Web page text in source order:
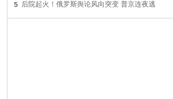
5 后院起火！俄罗斯舆论风向突变 普京连夜逃